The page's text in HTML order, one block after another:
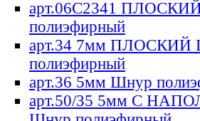
арт.06С2341
полиэфирный
арт.34 7мм ПЛОСКИЙ
полиэфирный
арт.36 5мм Шнур
арт.50/35 5мм С